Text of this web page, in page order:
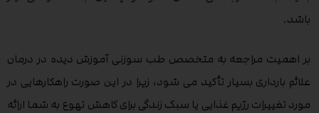
باشد.
بر اهمیت مراجعه به متخصص طب سوزنی آموزش دیده در درمان
علائم بارداری بسیار تأکید می شود، زیرا در این صورت راهکارهایی در
مورد تغییرات رژیم غذایی یا سبک زندگی برای کاهش تهوع به شما ارائه